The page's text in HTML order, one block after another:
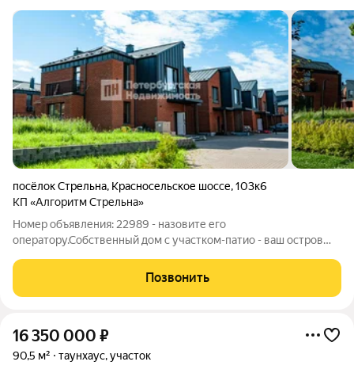
посёлок Стрельна, Красносельское шоссе,103к6
КП «Алгоритм Стрельна»
Номер объявления: 22989 - назовите его
оператору.Собственный дом с участком-патио - ваш остров
комплекс «Алгорим. Стрельна» уникальный формат
современного малоэтажного жилого квартала,
Позвонить
16 350 000 ₽
90,5 м² таунхаус, участок